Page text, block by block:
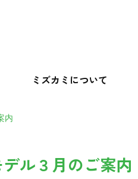
ミズカミについて
内
ル３月のご案内